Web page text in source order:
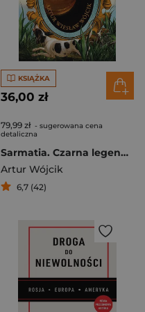
KSIĄŻKA
36,00 zł
79,99 zł - sugerowana cena
detaliczna
Sarmatia. Czarna legenda złotego wieku
Artur Wójcik
6,7 (42)